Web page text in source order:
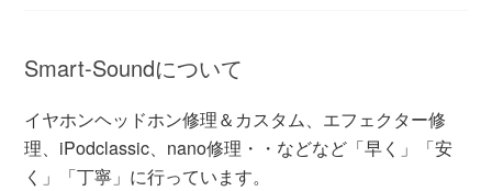
Smart-Soundについて
イヤホンヘッドホン修理＆カスタム、エフェクター修
理、iPodclassic、nano修理・・などなど「早く」「安
く」「丁寧」に行っています。